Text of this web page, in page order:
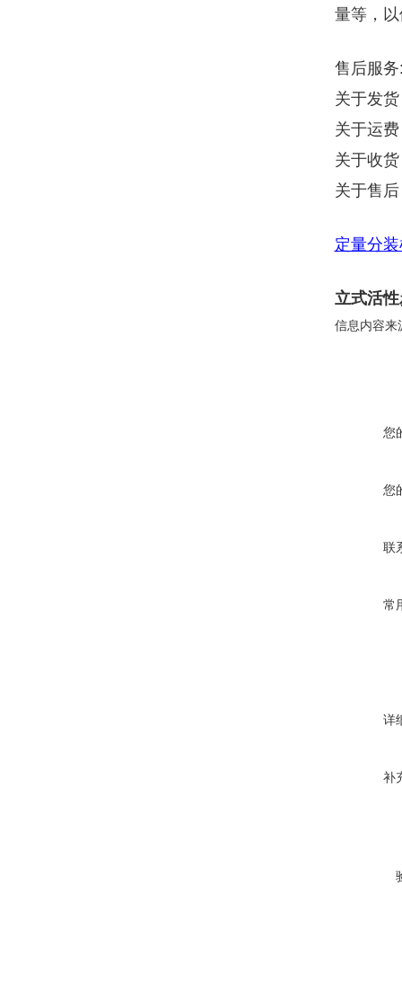
量等，
售后服务
关于发
关于运
关于收
关于售
定量分
立式活
信息内容来
您
您
联
常
详
补